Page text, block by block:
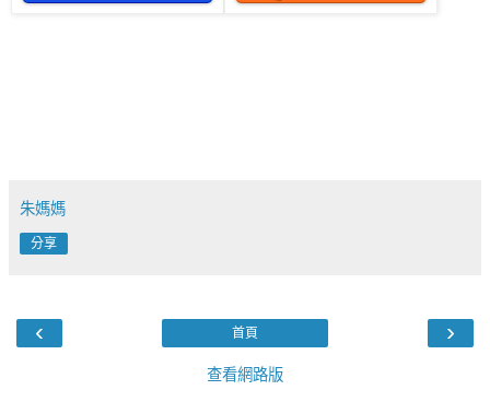
朱媽媽
分享
‹ ›
首頁
查看網路版